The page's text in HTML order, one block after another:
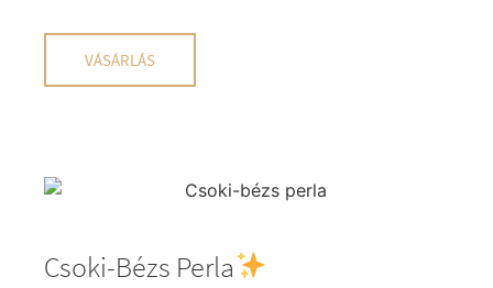
VÁSÁRLÁS
Csoki-Bézs Perla